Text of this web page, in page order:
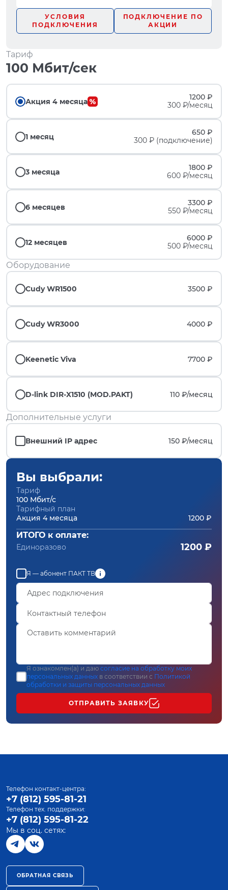
УСЛОВИЯ
ПОДКЛЮЧЕНИЯ
ПОДКЛЮЧЕНИЕ ПО
АКЦИИ
Тариф
100 Мбит/сек
Акция 4 месяца
1200 ₽
300 ₽/месяц
1 месяц
650 ₽
300 ₽ (подключение)
3 месяца
1800 ₽
600 ₽/месяц
6 месяцев
3300 ₽
550 ₽/месяц
12 месяцев
6000 ₽
500 ₽/месяц
Оборудование
Cudy WR1500 3500 ₽
Cudy WR3000 4000 ₽
Keenetic Viva 7700 ₽
D-link DIR-X1510 (MOD.PAKT) 110 ₽/месяц
Дополнительные услуги
Внешний IP адрес 150 ₽/месяц
Вы выбрали:
Тариф
100 Мбит/с
Тарифный план
Акция 4 месяца
1200 ₽
ИТОГО к оплате:
Единоразово 1200 ₽
Я — абонент ПАКТ ТВ
Я ознакомлен(а) и даю согласие на обработку моих
персональных данных в соответствии с Политикой
обработки и защиты персональных данных
ОТПРАВИТЬ ЗАЯВКУ
Телефон контакт-центра:
+7 (812) 595-81-21
Телефон тех. поддержки:
+7 (812) 595-81-22
Мы в соц. сетях:
ОБРАТНАЯ СВЯЗЬ